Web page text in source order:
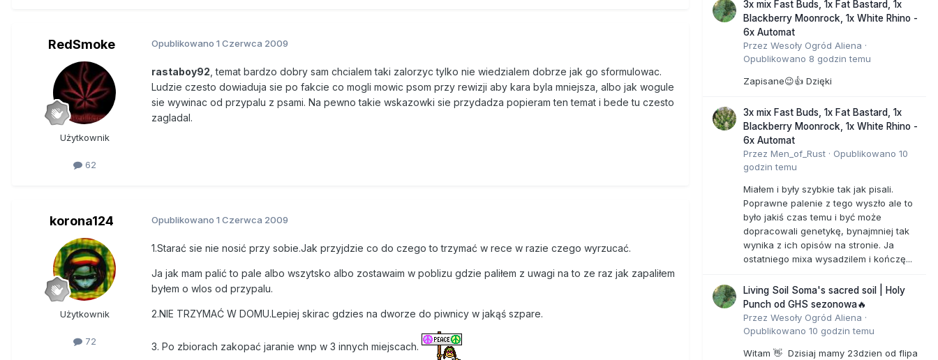
RedSmoke
Użytkownik
62
Opublikowano 1 Czerwca 2009
rastaboy92 , temat bardzo dobry sam chcialem taki zalorzyc tylko nie wiedzialem dobrze jak go sformulowac.
Ludzie czesto dowiaduja sie po fakcie co mogli mowic psom przy rewizji aby kara byla mniejsza, albo jak wogule
sie wywinac od przypalu z psami. Na pewno takie wskazowki sie przydadza popieram ten temat i bede tu czesto
zagladal.
korona124
Użytkownik
72
Opublikowano 1 Czerwca 2009
1.Starać sie nie nosić przy sobie.Jak przyjdzie co do czego to trzymać w rece w razie czego wyrzucać.
Ja jak mam palić to pale albo wszytsko albo zostawaim w poblizu gdzie paliłem z uwagi na to ze raz jak zapaliłem
byłem o wlos od przypalu.
2.NIE TRZYMAĆ W DOMU.Lepiej skirac gdzies na dworze do piwnicy w jakąś szpare.
3. Po zbiorach zakopać jaranie wnp w 3 innych miejscach.
3x mix Fast Buds, 1x Fat Bastard, 1x
Blackberry Moonrock, 1x White Rhino -
6x Automat
Przez Wesoły Ogród Aliena ·
Opublikowano 8 godzin temu
Zapisane😉👍 Dzięki
3x mix Fast Buds, 1x Fat Bastard, 1x
Blackberry Moonrock, 1x White Rhino -
6x Automat
Przez Men_of_Rust · Opublikowano 10
godzin temu
Miałem i były szybkie tak jak pisali.
Poprawne palenie z tego wyszło ale to
było jakiś czas temu i być może
dopracowali genetykę, bynajmniej tak
wynika z ich opisów na stronie. Ja
ostatniego mixa wysadzilem i kończę...
Living Soil Soma's sacred soil | Holy
Punch od GHS sezonowa🔥
Przez Wesoły Ogród Aliena ·
Opublikowano 10 godzin temu
Witam 👋 Dzisiaj mamy 23dzien od flipa